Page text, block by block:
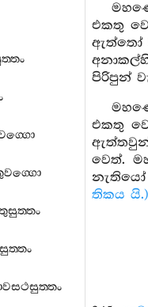
එකතු
ඇත්තෝ
පිරිපුන්
එකතු
වෙත්.
නැතියෝ
තිකය යි.)